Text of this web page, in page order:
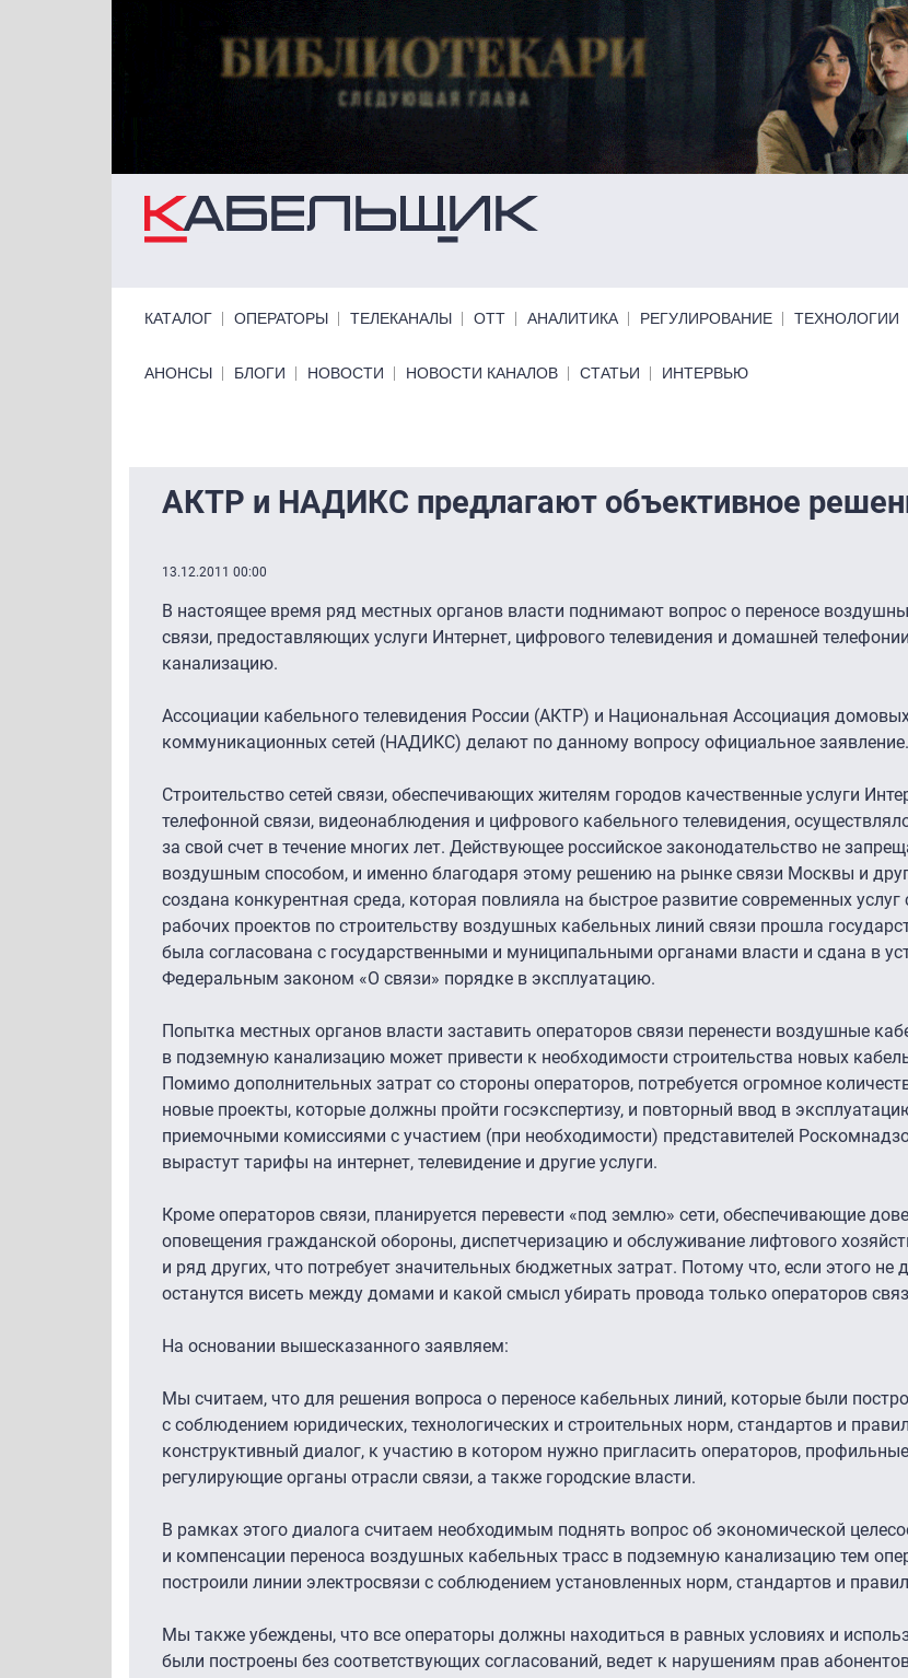
КАТАЛОГ ОПЕРАТОРЫ ТЕЛЕКАНАЛЫ ОТТ АНАЛИТИКА РЕГУЛИРОВАНИЕ ТЕХНОЛОГИИ
Primary links bottom
АНОНСЫ БЛОГИ НОВОСТИ НОВОСТИ КАНАЛОВ СТАТЬИ ИНТЕРВЬЮ
АКТР и НАДИКС предлагают объективное
13.12.2011 00:00
В настоящее время ряд местных органов власти поднимают вопрос о переносе
связи, предоставляющих услуги Интернет, цифрового телевидения и домашней
канализацию.
Ассоциации кабельного телевидения России (АКТР) и Национальная Ассоциация
коммуникационных сетей (НАДИКС) делают по данному вопросу официальное заявление.
Строительство сетей связи, обеспечивающих жителям городов качественные услуги
телефонной связи, видеонаблюдения и цифрового кабельного телевидения,
за свой счет в течение многих лет. Действующее российское законодательство не
воздушным способом, и именно благодаря этому решению на рынке связи Москвы и
создана конкурентная среда, которая повлияла на быстрое развитие современных
рабочих проектов по строительству воздушных кабельных линий связи прошла
была согласована с государственными и муниципальными органами власти и сдана в
Федеральным законом «О связи» порядке в эксплуатацию.
Попытка местных органов власти заставить операторов связи перенести воздушные
в подземную канализацию может привести к необходимости строительства новых
Помимо дополнительных затрат со стороны операторов, потребуется огромное
новые проекты, которые должны пройти госэкспертизу, и повторный ввод в
приемочными комиссиями с участием (при необходимости) представителей
вырастут тарифы на интернет, телевидение и другие услуги.
Кроме операторов связи, планируется перевести «под землю» сети, обеспечивающие
оповещения гражданской обороны, диспетчеризацию и обслуживание лифтового
и ряд других, что потребует значительных бюджетных затрат. Потому что, если этого не
останутся висеть между домами и какой смысл убирать провода только операторов
На основании вышесказанного заявляем:
Мы считаем, что для решения вопроса о переносе кабельных линий, которые были
с соблюдением юридических, технологических и строительных норм, стандартов и
конструктивный диалог, к участию в котором нужно пригласить операторов,
регулирующие органы отрасли связи, а также городские власти.
В рамках этого диалога считаем необходимым поднять вопрос об экономической
и компенсации переноса воздушных кабельных трасс в подземную канализацию тем
построили линии электросвязи с соблюдением установленных норм, стандартов и
Мы также убеждены, что все операторы должны находиться в равных условиях и
были построены без соответствующих согласований, ведет к нарушениям прав